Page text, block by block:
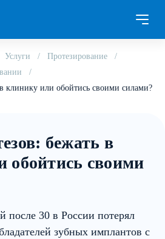
Услуги
Протезирование
клинику или обойтись своими силами?
бежать в
обойтись своими
после 30 в России потерял
зубных имплантов с